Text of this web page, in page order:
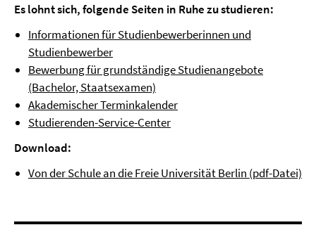
Es lohnt sich, folgende Seiten in Ruhe zu studieren:
Informationen für Studienbewerberinnen und
Studienbewerber
Bewerbung für grundständige Studienangebote
(Bachelor, Staatsexamen)
Akademischer Terminkalender
Studierenden-Service-Center
Download:
Von der Schule an die Freie Universität Berlin (pdf-Datei)